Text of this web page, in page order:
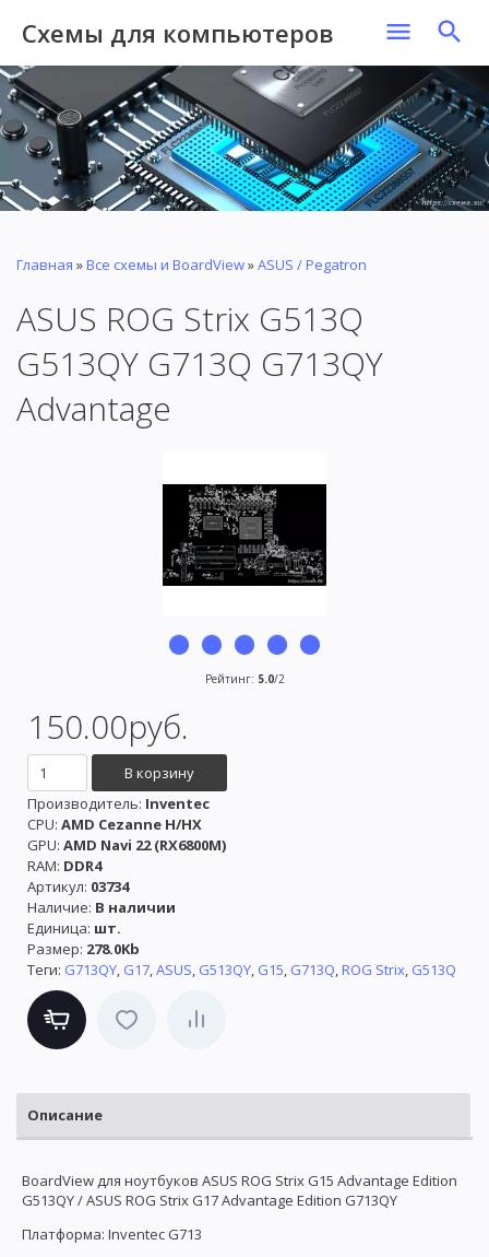
Схемы для компьютеров
Главная »Все схемы и BoardView»ASUS / Pegatron
ASUS ROG Strix G513Q
G513QY G713Q G713QY
Advantage
Рейтинг: 5.0/2
150.00руб.
Производитель: Inventec
CPU: AMD Cezanne H/HX
GPU: AMD Navi 22 (RX6800M)
RAM: DDR4
Артикул: 03734
Наличие: В наличии
Единица: шт.
Размер: 278.0Kb
Теги: G713QY, G17,ASUS, G513QY, G15, G713Q,ROG Strix, G513Q
Описание
BoardView для ноутбуков ASUS ROG Strix G15 Advantage Edition
G513QY / ASUS ROG Strix G17 Advantage Edition G713QY
Платформа: Inventec G713